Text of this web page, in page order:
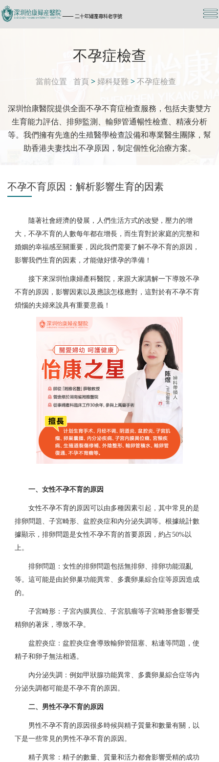
不孕症檢查
當前位置 首頁 >婦科疑難>不孕症檢查
深圳怡康醫院提供全面不孕不育症檢查服務，包括夫妻雙方
生育能力評估、排卵監測、輸卵管通暢性檢查、精液分析
等。我們擁有先進的生殖醫學檢查設備和專業醫生團隊，幫
助香港夫妻找出不孕原因，制定個性化治療方案。
不孕不育原因：解析影響生育的因素
隨著社會經濟的發展，人們生活方式的改變，壓力的增
大，不孕不育的人數每年都在增長，而生育對於家庭的完整和
婚姻的幸福感至關重要，因此我們需要了解不孕不育的原因，
影響我們生育的因素，才能做好懷孕的準備！
接下來深圳怡康婦產科醫院，來跟大家講解一下導致不孕
不育的原因，影響因素以及應該怎樣應對，這對於有不孕不育
煩惱的夫婦來說具有重要意義！
一、女性不孕不育的原因
女性不孕不育的原因可以由多種因素引起，其中常見的是
排卵問題、子宮畸形、盆腔炎症和內分泌失調等。根據統計數
據顯示，排卵問題是女性不孕不育的首要原因，約占50%以
上。
排卵問題：女性的排卵問題包括無排卵、排卵功能混亂
等。這可能是由於卵巢功能異常、多囊卵巢綜合症等原因造成
的。
子宮畸形：子宮內膜異位、子宮肌瘤等子宮畸形會影響受
精卵的著床，導致不孕。
盆腔炎症：盆腔炎症會導致輸卵管阻塞、粘連等問題，使
精子和卵子無法相遇。
內分泌失調：例如甲狀腺功能異常、多囊卵巢綜合症等內
分泌失調都可能是不孕不育的原因。
二、男性不孕不育的原因
男性不孕不育的原因很多時候與精子質量和數量有關，以
下是一些常見的男性不孕不育的原因。
精子異常：精子的數量、質量和活力都會影響受精的成功